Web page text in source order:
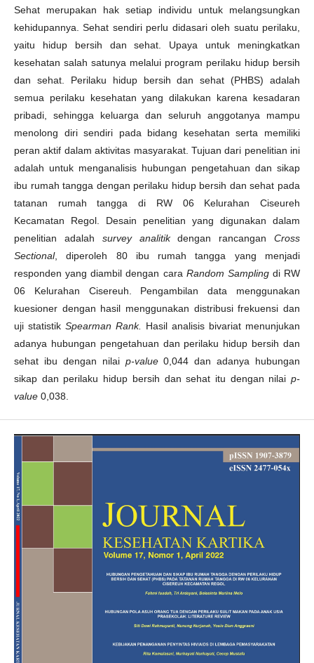
Sehat merupakan hak setiap individu untuk melangsungkan
kehidupannya. Sehat sendiri perlu didasari oleh suatu perilaku,
yaitu hidup bersih dan sehat. Upaya untuk meningkatkan
kesehatan salah satunya melalui program perilaku hidup bersih
dan sehat. Perilaku hidup bersih dan sehat (PHBS) adalah
semua perilaku kesehatan yang dilakukan karena kesadaran
pribadi, sehingga keluarga dan seluruh anggotanya mampu
menolong diri sendiri pada bidang kesehatan serta memiliki
peran aktif dalam aktivitas masyarakat. Tujuan dari penelitian ini
adalah untuk menganalisis hubungan pengetahuan dan sikap
ibu rumah tangga dengan perilaku hidup bersih dan sehat pada
tatanan rumah tangga di RW 06 Kelurahan Ciseureh
Kecamatan Regol. Desain penelitian yang digunakan dalam
penelitian adalah survey analitikdengan rancanganCross
Sectional, diperoleh 80 ibu rumah tangga yang menjadi
responden yang diambil dengan cara Random Samplingdi RW
06 Kelurahan Cisereuh. Pengambilan data menggunakan
kuesioner dengan hasil menggunakan distribusi frekuensi dan
uji statistik Spearman Rank.
Hasil analisis bivariat menunjukan
adanya hubungan pengetahuan dan perilaku hidup bersih dan
sehat ibu dengan nilai p-value0,044 dan adanya hubungan
sikap dan perilaku hidup bersih dan sehat itu dengan nilai p-
value 0,038.